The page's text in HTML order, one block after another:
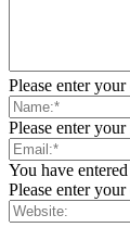
Please enter
Please enter your
You have
Please enter